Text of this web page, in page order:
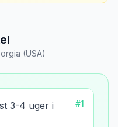
(USA)
3-4 uger i
#1